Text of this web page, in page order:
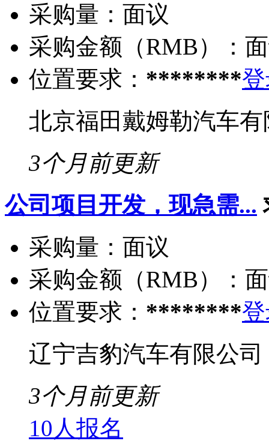
采购量： 面议
采购金额（RMB）：
位置要求： ********
北京福田戴姆勒汽车
3个月前更新
公司项目开发，现急需...
采购量： 面议
采购金额（RMB）：
位置要求： ********
辽宁吉豹汽车有限公司
3个月前更新
10人报名